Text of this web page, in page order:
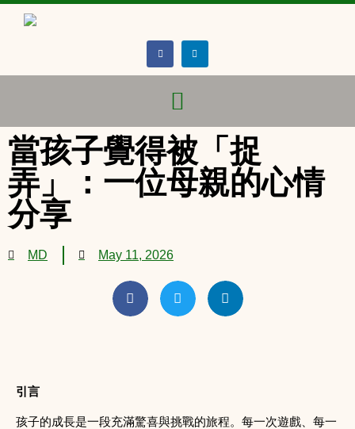
當孩子覺得被「捉
弄」：一位母親的心情
分享
MD May 11, 2026
引言
孩子的成長是一段充滿驚喜與挑戰的旅程。每一次遊戲、每一